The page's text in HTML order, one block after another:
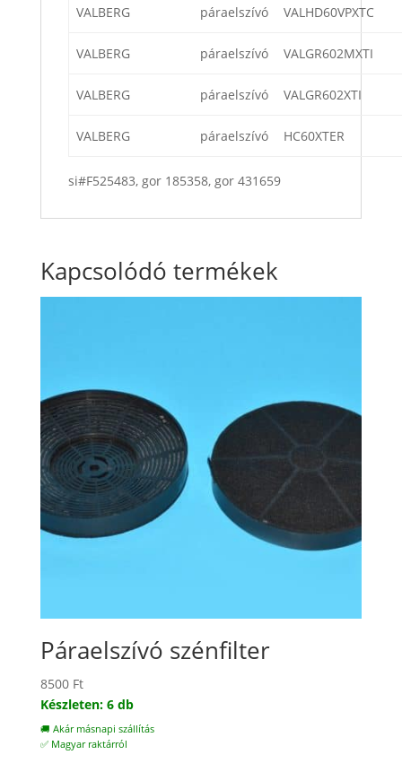
VALBERG páraelszívó VALHD60VPXTC
VALBERG páraelszívó VALGR602MXTI
VALBERG páraelszívó VALGR602XTI
VALBERG páraelszívó HC60XTER
si#F525483, gor 185358, gor 431659
Kapcsolódó termékek
Páraelszívó szénfilter
8500 Ft
Készleten: 6 db
🚚 Akár másnapi szállítás
✅ Magyar raktárról